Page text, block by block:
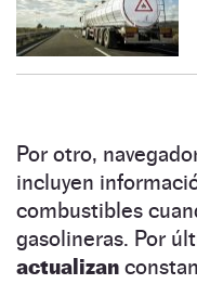
Por otro,
incluyen
combustibles
gasolineras. Por
actualizan